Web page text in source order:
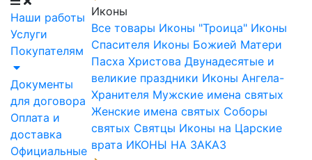
Наши работы
Услуги
Покупателям
Документы
для договора
Оплата и
доставка
Официальные
Иконы
Все товары Иконы "Троица" Иконы
Спасителя Иконы Божией Матери
Пасха Христова Двунадесятые и
великие праздники Иконы Ангела-
Хранителя Мужские имена святых
Женские имена святых Соборы
святых Святцы Иконы на Царские
врата ИКОНЫ НА ЗАКАЗ